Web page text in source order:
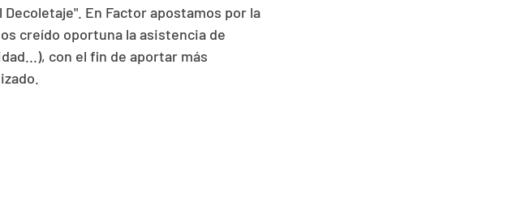
En Factor apostamos por la
creído oportuna la asistencia de
con el fin de aportar más